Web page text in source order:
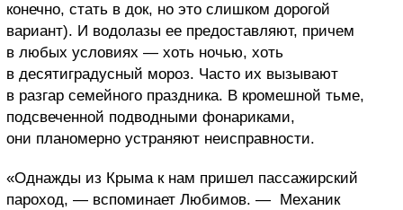
конечно, стать в док, но это слишком дорогой
вариант). И водолазы ее предоставляют, причем
в любых условиях — хоть ночью, хоть
в десятиградусный мороз. Часто их вызывают
в разгар семейного праздника. В кромешной тьме,
подсвеченной подводными фонариками,
они планомерно устраняют неисправности.
«Однажды из Крыма к нам пришел пассажирский
пароход, — вспоминает Любимов. — Механик